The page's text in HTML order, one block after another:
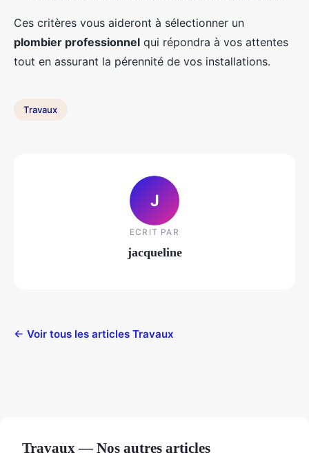
Ces critères vous aideront à sélectionner un
plombier professionnel qui répondra à vos attentes
tout en assurant la pérennité de vos installations.
Travaux
J
ECRIT PAR
jacqueline
← Voir tous les articles Travaux
Travaux — Nos autres articles